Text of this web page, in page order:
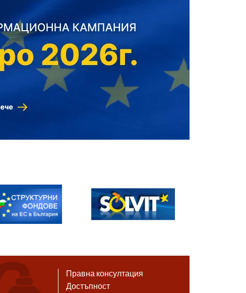
Правна консултация
Достъпност